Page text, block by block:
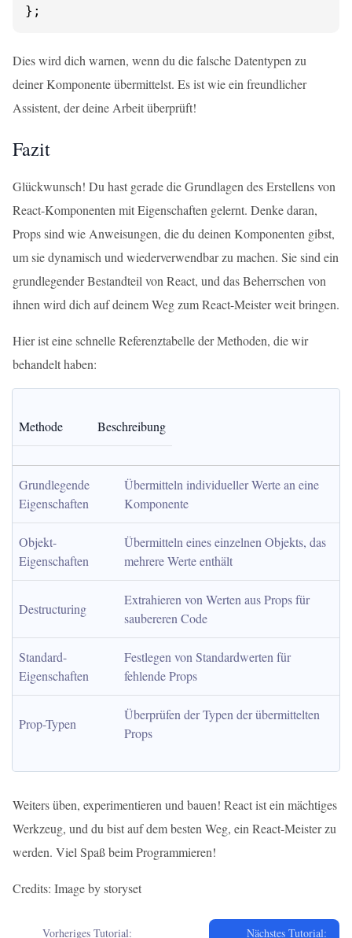
};
Dies wird dich warnen, wenn du die falsche Datentypen zu
deiner Komponente übermittelst. Es ist wie ein freundlicher
Assistent, der deine Arbeit überprüft!
Fazit
Glückwunsch! Du hast gerade die Grundlagen des Erstellens von
React-Komponenten mit Eigenschaften gelernt. Denke daran,
Props sind wie Anweisungen, die du deinen Komponenten gibst,
um sie dynamisch und wiederverwendbar zu machen. Sie sind ein
grundlegender Bestandteil von React, und das Beherrschen von
ihnen wird dich auf deinem Weg zum React-Meister weit bringen.
Hier ist eine schnelle Referenztabelle der Methoden, die wir
behandelt haben:
Methode Beschreibung
Grundlegende
Eigenschaften
Übermitteln individueller Werte an eine
Komponente
Objekt-
Eigenschaften
Übermitteln eines einzelnen Objekts, das
mehrere Werte enthält
Destructuring
Extrahieren von Werten aus Props für
saubereren Code
Standard-
Eigenschaften
Festlegen von Standardwerten für
fehlende Props
Prop-Typen
Überprüfen der Typen der übermittelten
Props
Weiters üben, experimentieren und bauen! React ist ein mächtiges
Werkzeug, und du bist auf dem besten Weg, ein React-Meister zu
werden. Viel Spaß beim Programmieren!
Credits: Image by storyset
Vorheriges Tutorial: Nächstes Tutorial: